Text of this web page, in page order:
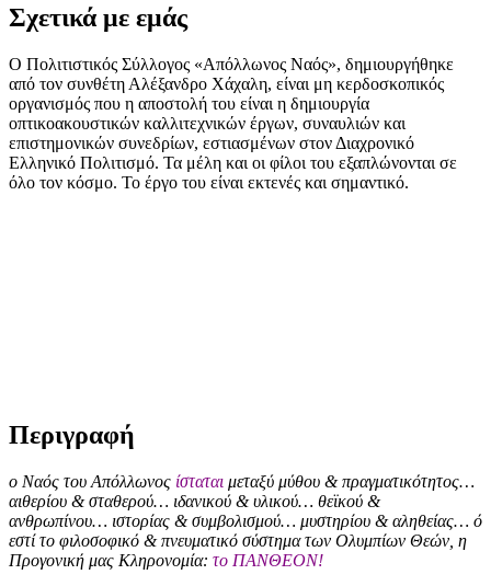
Σχετικά με εμάς
Ο Πολιτιστικός Σύλλογος «Απόλλωνος Ναός», δημιουργήθηκε
από τον συνθέτη Αλέξανδρο Χάχαλη, είναι μη κερδοσκοπικός
οργανισμός που η αποστολή του είναι η δημιουργία
οπτικοακουστικών καλλιτεχνικών έργων, συναυλιών και
επιστημονικών συνεδρίων, εστιασμένων στον Διαχρονικό
Ελληνικό Πολιτισμό. Τα μέλη και οι φίλοι του εξαπλώνονται σε
όλο τον κόσμο. Το έργο του είναι εκτενές και σημαντικό.
Περιγραφή
ο Ναός του Απόλλωνος ίσταται μεταξύ μύθου & πραγματικότητος…
αιθερίου & σταθερού… ιδανικού & υλικού… θεϊκού &
ανθρωπίνου… ιστορίας & συμβολισμού… μυστηρίου & αληθείας… ό
εστί το φιλοσοφικό & πνευματικό σύστημα των Ολυμπίων Θεών, η
Προγονική μας Κληρονομία: το ΠΑΝΘΕΟΝ!